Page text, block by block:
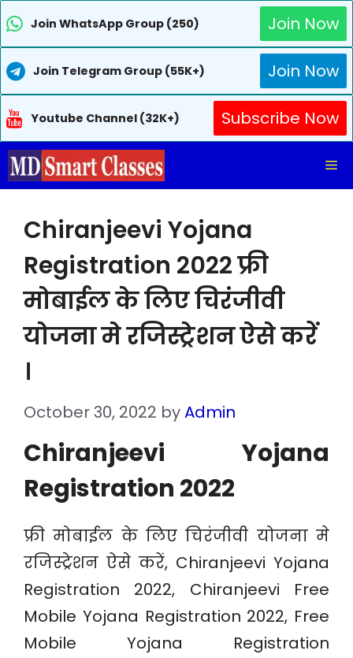
Join WhatsApp Group (250) Join Now
Join Telegram Group (55K+) Join Now
Youtube Channel (32K+)
Subscribe Now
Skip
to
Chiranjeevi Yojana
Registration 2022 फ्री
मोबाईल के लिए चिरंजीवी
योजना मे रजिस्ट्रेशन ऐसे करें
।
October 30, 2022 byAdmin
Chiranjeevi Yojana
Registration 2022
फ्री मोबाईल के लिए चिरंजीवी योजना मे
रजिस्ट्रेशन ऐसे करें, Chiranjeevi Yojana
Registration 2022, Chiranjeevi Free
Mobile Yojana Registration 2022, Free
Mobile Yojana Registration